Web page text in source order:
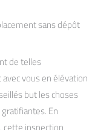
de telles
vous en élévation
but les choses
En